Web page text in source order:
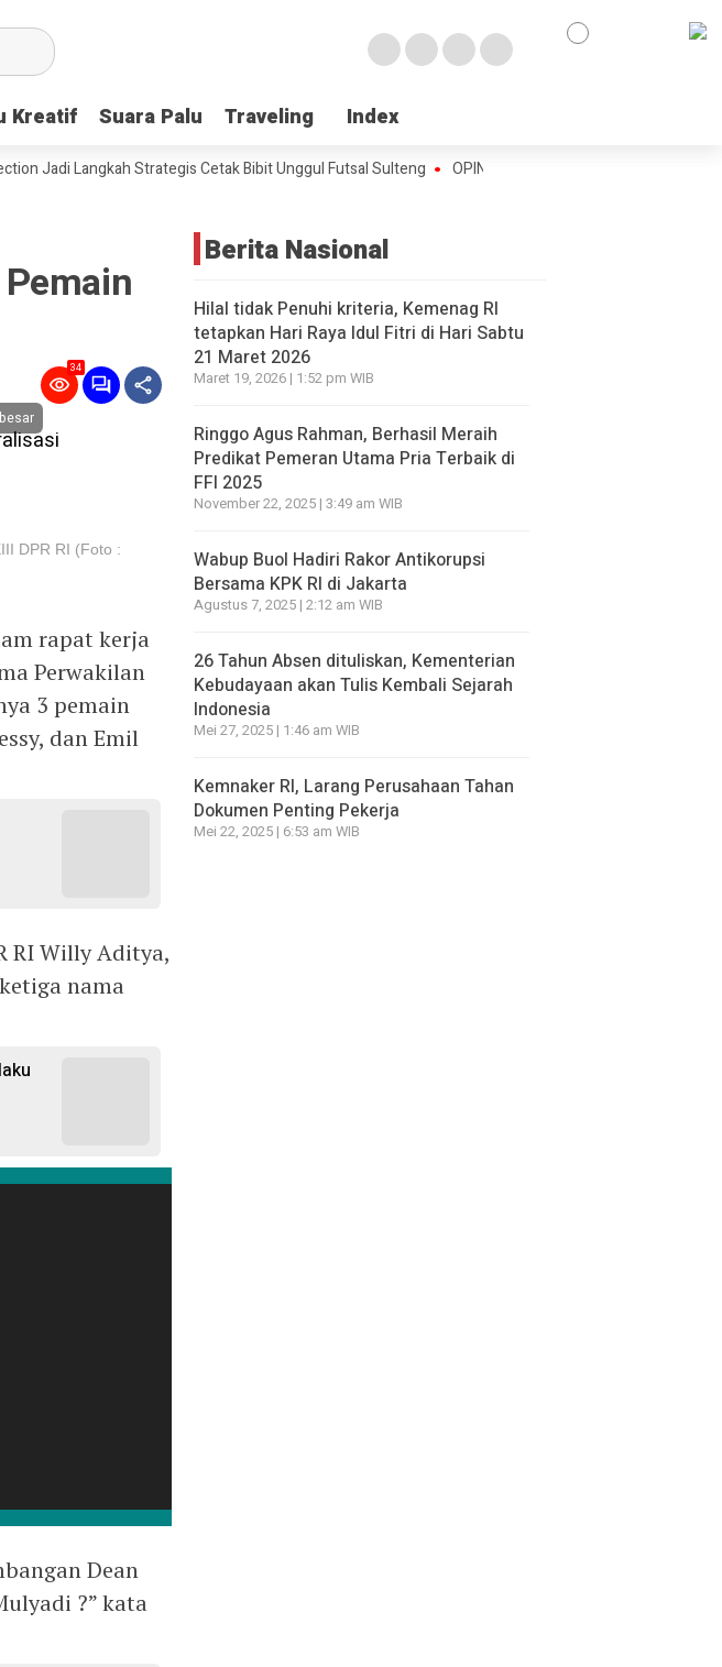
Kreatif Suara Palu Traveling Index
Kreatif Suara Palu Traveling Index
Langkah Strategis Cetak Bibit Unggul Futsal Sulteng OPINI : Seberapa Besar, Pengaruh Puasa
34
DPR RI (Foto :
rapat kerja
Perwakilan
3 pemain
dan Emil
RI Willy Aditya,
nama
Dean
?” kata
Berita Nasional
Hilal tidak Penuhi kriteria, Kemenag RI
tetapkan Hari Raya Idul Fitri di Hari Sabtu
21 Maret 2026
Maret 19, 2026 | 1:52 pm WIB
Ringgo Agus Rahman, Berhasil Meraih
Predikat Pemeran Utama Pria Terbaik di
FFI 2025
November 22, 2025 | 3:49 am WIB
Wabup Buol Hadiri Rakor Antikorupsi
Bersama KPK RI di Jakarta
Agustus 7, 2025 | 2:12 am WIB
26 Tahun Absen dituliskan, Kementerian
Kebudayaan akan Tulis Kembali Sejarah
Indonesia
Mei 27, 2025 | 1:46 am WIB
Kemnaker RI, Larang Perusahaan Tahan
Dokumen Penting Pekerja
Mei 22, 2025 | 6:53 am WIB